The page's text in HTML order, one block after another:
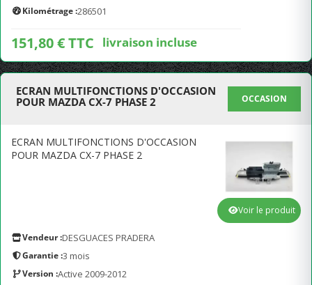
Kilométrage :286501
151,80 € TTC livraison incluse
ECRAN MULTIFONCTIONS D'OCCASION
POUR MAZDA CX-7 PHASE 2
OCCASION
ECRAN MULTIFONCTIONS D'OCCASION
POUR MAZDA CX-7 PHASE 2
Vendeur :DESGUACES PRADERA
Garantie :3 mois
Version :Active 2009-2012
Voir le produit